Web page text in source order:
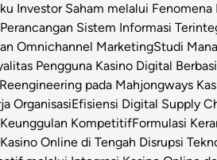
Investor Saham melalui Fenomena
Perancangan Sistem Informasi
Omnichannel MarketingStudi
Pengguna Kasino Digital
pada Mahjongways
OrganisasiEfisiensi Digital Supply
KompetitifFormulasi
Online di Tengah Disrupsi